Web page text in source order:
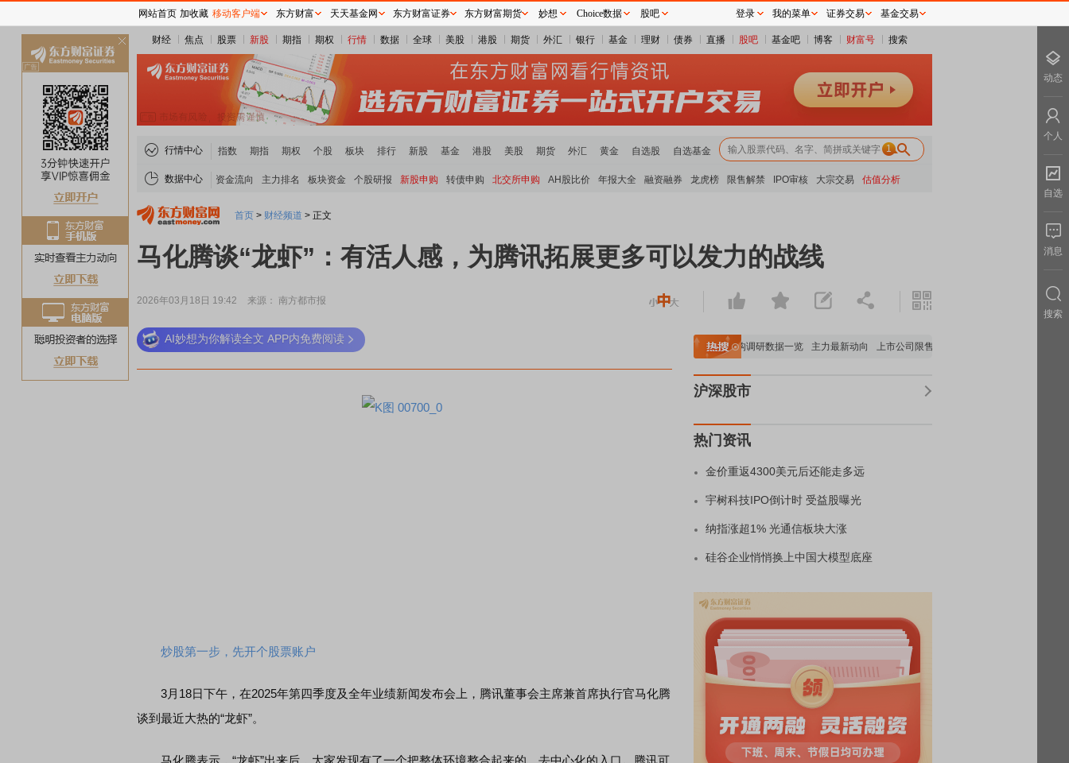
财经 焦点 股票 新股 期指 期权 行情 数据 全球 美股 港股 期货 外汇 银行 基金 理财 债券 直播 股吧 基金吧 博客 财富号 搜索
行情中心 指数 期指 期权 个股 板块 排行 新股 基金 港股 美股 期货 外汇 黄金 自选股 自选基金 1
数据中心 资金流向 主力排名 板块资金 个股研报 新股申购 转债申购 北交所申购 AH股比价 年报大全 融资融券 龙虎榜 限售解禁 IPO审核 大宗交易 估值分析
首页 > 财经频道 > 正文
马化腾谈“龙虾”：有活人感，为腾讯拓展更多可以发力的战线
2026年03月18日 19:42 来源： 南方都市报
AI妙想为你解读全文 APP内免费阅读
炒股第一步，先开个股票账户
3月18日下午，在2025年第四季度及全年业绩新闻发布会上，腾讯董事会主席兼首席执行官马化腾
谈到最近大热的“龙虾”。
马化腾表示，“龙虾”出来后，大家发现有了一个把整体环境整合起来的、去中心化的入口。腾讯可
稀土板块领涨 元件板块走强 重要机构持股数据 机构调研数据一览 主力最新动向 上市公司限售股解禁一览
沪深股市
热门资讯
金价重返4300美元后还能走多远
宇树科技IPO倒计时 受益股曝光
纳指涨超1% 光通信板块大涨
硅谷企业悄悄换上中国大模型底座
网站首页 加收藏 移动客户端 东方财富 天天基金网 东方财富证券 东方财富期货 妙想 Choice数据 股吧 登录 我的菜单 证券交易 基金交易
动态
个人
自选
消息
搜索
关